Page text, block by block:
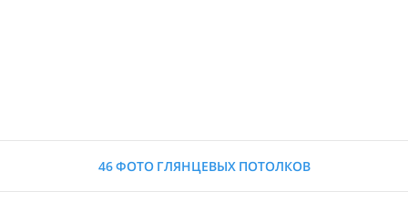
46 ФОТО ГЛЯНЦЕВЫХ ПОТОЛКОВ